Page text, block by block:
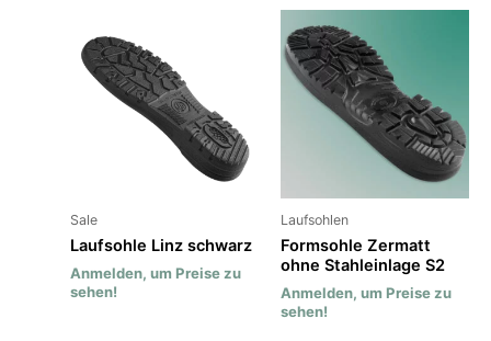
Sale
Laufsohle Linz schwarz
Anmelden, um Preise zu
sehen!
Laufsohlen
Formsohle Zermatt
ohne Stahleinlage S2
Anmelden, um Preise zu
sehen!